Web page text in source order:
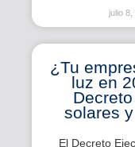
julio
¿Tu
luz en
solares
El Decreto